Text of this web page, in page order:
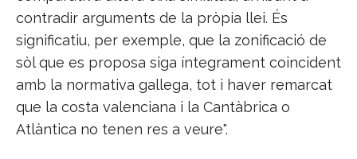
contradir arguments de la pròpia llei. És
significatiu, per exemple, que la zonificació de
sòl que es proposa siga íntegrament coincident
amb la normativa gallega, tot i haver remarcat
que la costa valenciana i la Cantàbrica o
Atlàntica no tenen res a veure".